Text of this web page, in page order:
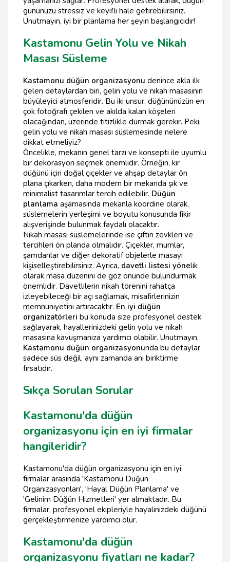
gününüzü stressiz ve keyifli hale getirebilirsiniz.
Unutmayın, iyi bir planlama her şeyin başlangıcıdır!
Kastamonu Gelin Yolu ve Nikah
Masası Süsleme
Kastamonu düğün organizasyonu denince akla ilk
gelen detaylardan biri, gelin yolu ve nikah masasının
büyüleyici atmosferidir. Bu iki unsur, düğününüzün en
çok fotoğrafı çekilen ve akılda kalan köşeleri
olacağından, üzerinde titizlikle durmak gerekir. Peki,
gelin yolu ve nikah masası süslemesinde nelere
dikkat etmeliyiz?
Öncelikle, mekanın genel tarzı ve konsepti ile uyumlu
bir dekorasyon seçmek önemlidir. Örneğin, kır
düğünü için doğal çiçekler ve ahşap detaylar ön
plana çıkarken, daha modern bir mekanda şık ve
minimalist tasarımlar tercih edilebilir. Düğün
planlama aşamasında mekanla koordine olarak,
süslemelerin yerleşimi ve boyutu konusunda fikir
alışverişinde bulunmak faydalı olacaktır.
Nikah masası süslemelerinde ise çiftin zevkleri ve
tercihleri ön planda olmalıdır. Çiçekler, mumlar,
şamdanlar ve diğer dekoratif objelerle masayı
kişiselleştirebilirsiniz. Ayrıca, davetli listesi yönelik
olarak masa düzenini de göz önünde bulundurmak
önemlidir. Davetlilerin nikah törenini rahatça
izleyebileceği bir açı sağlamak, misafirlerinizin
memnuniyetini artıracaktır. En iyi düğün
organizatörleri bu konuda size profesyonel destek
sağlayarak, hayallerinizdeki gelin yolu ve nikah
masasına kavuşmanıza yardımcı olabilir. Unutmayın,
Kastamonu düğün organizasyonunda bu detaylar
sadece süs değil, aynı zamanda anı biriktirme
fırsatıdır.
Sıkça Sorulan Sorular
Kastamonu'da düğün
organizasyonu için en iyi firmalar
hangileridir?
Kastamonu'da düğün organizasyonu için en iyi
firmalar arasında 'Kastamonu Düğün
Organizasyonları', 'Hayal Düğün Planlama' ve
'Gelinim Düğün Hizmetleri' yer almaktadır. Bu
firmalar, profesyonel ekipleriyle hayalinizdeki düğünü
gerçekleştirmenize yardımcı olur.
Kastamonu'da düğün
organizasyonu fiyatları ne kadar?